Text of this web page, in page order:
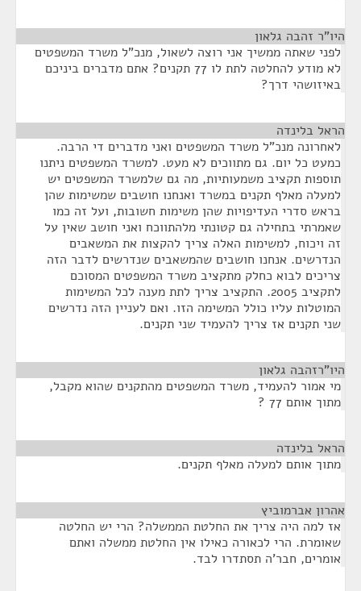
היו"ר זהבה גלאון
לפני שאתה ממשיך אני רוצה לשאול, מנכ"ל משרד המשפטים
לא מודע להחלטה לתת לו 77 תקנים? אתם מדברים ביניכם
באיזושהי דרך?
הראל בלינדה
לאחרונה מנכ"ל משרד המשפטים ואני מדברים די הרבה.
כמעט כל יום. גם מתווכים לא מעט. למשרד המשפטים ניתנו
תוספות תקציב משמעותיות, מה גם שלמשרד המשפטים יש
למעלה מאלף תקנים במשרד ואנחנו חושבים שמשימות שהן
בראש סדרי העדיפויות שהן משימות חשובות, ועל זה כמו
שאמרתי בתחילה גם קטונתי מלהתווכח ואני חושב שאין על
זה ויכוח, למשימות האלה צריך להקצות את המשאבים
הנדרשים. אנחנו חושבים שהמשאבים שנדרשים לדבר הזה
צריכים לבוא כחלק מתקציב משרד המשפטים המסוכם
לתקציב 2005. התקציב צריך לתת מענה לכל המשימות
המוטלות עליו כולל המשימה הזו. ואם לעניין הזה נדרשים
שני תקנים אז צריך להעמיד שני תקנים.
היו"רזהבה גלאון
מי אמור להעמיד, משרד המשפטים מהתקנים שהוא מקבל,
מתוך אותם 77 ?
הראל בלינדה
מתוך אותם למעלה מאלף תקנים.
אהרון אברמוביץ
אז למה היה צריך את החלטת הממשלה? הרי יש החלטה
שאומרת. הרי לכאורה כאילו אין החלטת ממשלה ואתם
אומרים, חבר'ה תסתדרו לבד.